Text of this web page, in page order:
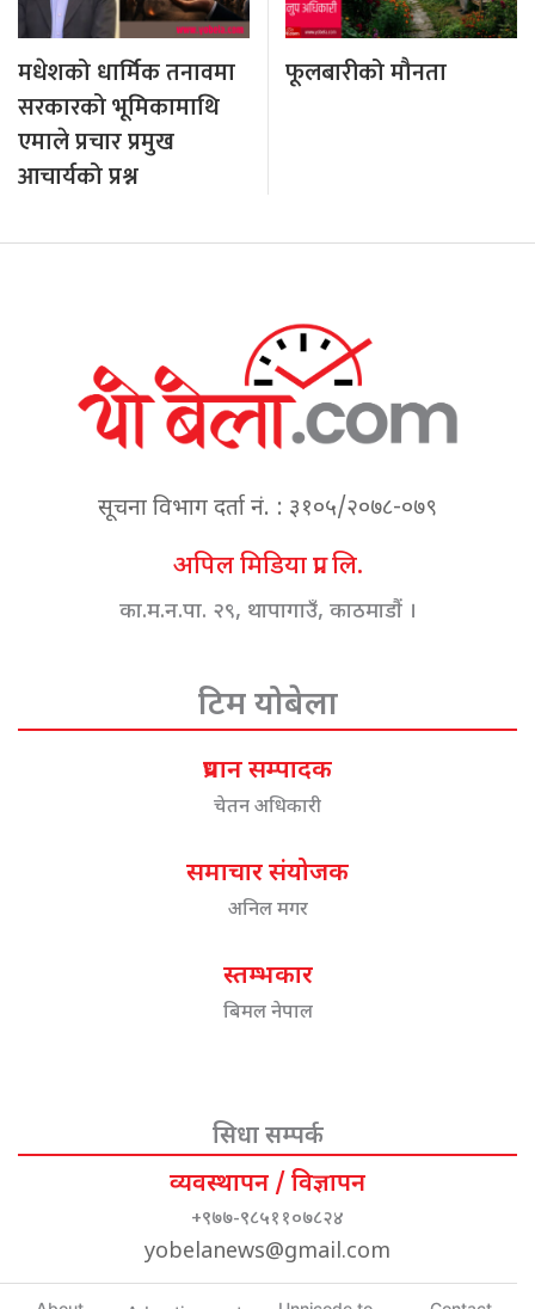
मधेशको धार्मिक तनावमा
सरकारको भूमिकामाथि
एमाले प्रचार प्रमुख
आचार्यको प्रश्न
फूलबारीको मौनता
सूचना विभाग दर्ता नं. : ३१०५/२०७८-०७९
अपिल मिडिया प्रा. लि.
का.म.न.पा. २९, थापागाउँ, काठमाडौं ।
टिम योबेला
प्रधान सम्पादक
चेतन अधिकारी
समाचार संयोजक
अनिल मगर
स्तम्भकार
बिमल नेपाल
सिधा सम्पर्क
व्यवस्थापन / विज्ञापन
+९७७-९८५११०७८२४
yobelanews@gmail.com